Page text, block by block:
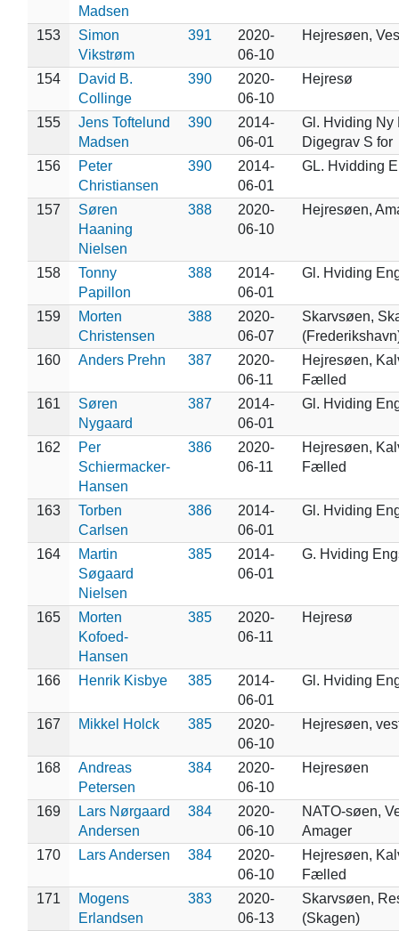
Madsen
153
Simon
Vikstrøm
391
2020-
06-10
Hejresøen,
154
David B.
Collinge
390
2020-
06-10
Hejresø
155
Jens Toftelund
Madsen
390
2014-
06-01
Gl. Hviding Ny
Digegrav S for
156
Peter
Christiansen
390
2014-
06-01
GL. Hvidding
157
Søren
Haaning
Nielsen
388
2020-
06-10
Hejresøen,
158
Tonny
Papillon
388
2014-
06-01
Gl. Hviding
159
Morten
Christensen
388
2020-
06-07
Skarvsøen,
160
Anders Prehn 387
2020-
06-11
Hejresøen,
Fælled
161
Søren
Nygaard
387
2014-
06-01
Gl. Hviding
162
Per
Schiermacker-
Hansen
386
2020-
06-11
Hejresøen,
Fælled
163
Torben
Carlsen
386
2014-
06-01
Gl. Hviding
164
Martin
Søgaard
Nielsen
385
2014-
06-01
G. Hviding
165
Morten
Kofoed-
Hansen
385
2020-
06-11
Hejresø
166 Henrik Kisbye 385
2014-
06-01
Gl. Hviding
167 Mikkel Holck 385
2020-
06-10
Hejresøen,
168
Andreas
Petersen
384
2020-
06-10
Hejresøen
169
Lars Nørgaard
Andersen
384
2020-
06-10
NATO-søen,
Amager
170
Lars Andersen 384
2020-
06-10
Hejresøen,
Fælled
171
Mogens
Erlandsen
383
2020-
06-13
Skarvsøen,
(Skagen)